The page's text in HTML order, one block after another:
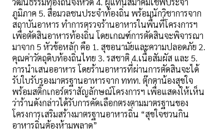
ภูมิภาค 5. สื่อมวลชนประจำท้องถิ่น พร้อมนักวิชาการจาก
สถาบันอาหาร ทำการตรวจร้านอาหารในพื้นที่โครงการฯ
เพื่อตัดสินอาหารท้องถิ่น โดยเกณฑ์การตัดสินจะพิจารณา
มาจาก 5 หัวข้อหลัก คือ 1. สุขอนามัยและความปลอดภัย 2.
คุณค่าวัตถุดิบท้องถิ่นไทย 3. รสชาติ 4.เนื้อสัมผัส และ 5.
การนำเสนออาหาร โดยร้านอาหารที่ผ่านการตัดสินจะได้
รับใบรับรองมาตรฐานอาหารจาก ททท. ตุ๊กตาน้องสุขใจ
พร้อมสติ๊กเกอร์ตราสัญลักษณ์โครงการฯ เพื่อแสดงให้เห็น
ว่าร้านดังกล่าวได้รับการคัดเลือกตรงตามมาตรฐานของ
โครงการเสริมสร้างมาตรฐานอาหารถิ่น “สุขใจชวนกิน
อาหารถิ่นต้องห้ามพลาด”